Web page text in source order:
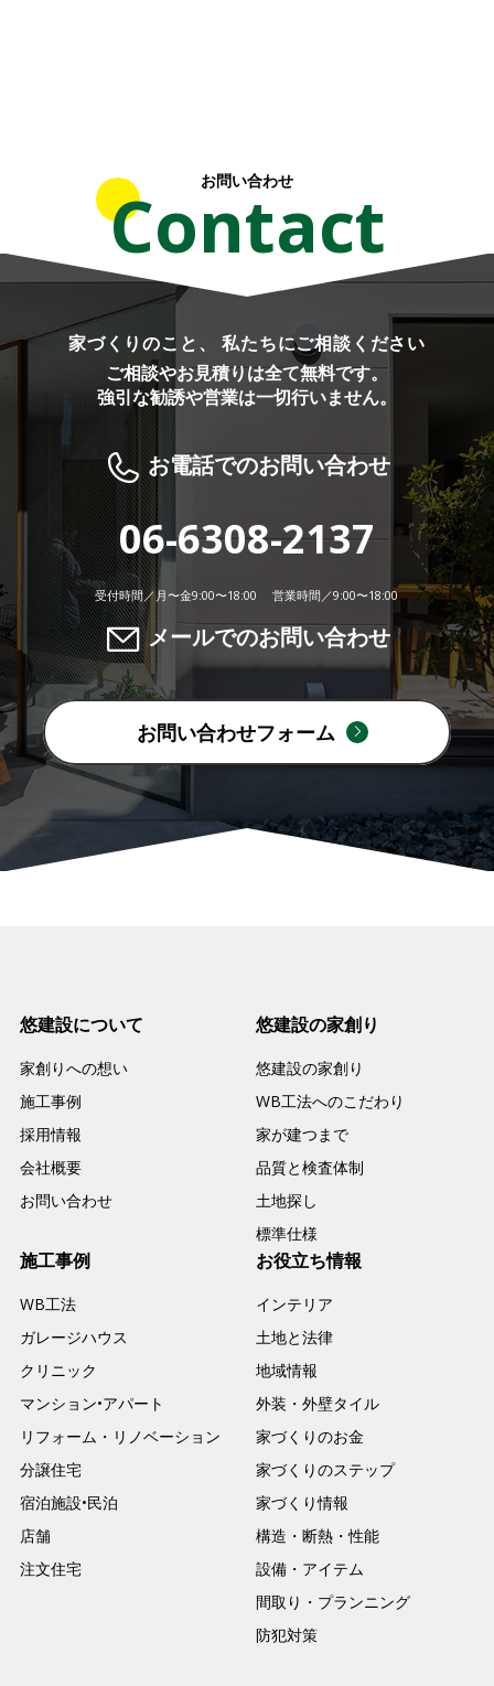
お問い合わせ
Contact
家づくりのこと、 私たちにご相談ください
ご相談やお見積りは全て無料です。
強引な勧誘や営業は一切行いません。
お電話でのお問い合わせ
06-6308-2137
受付時間／月〜金9:00〜18:00 営業時間／9:00〜18:00
メールでのお問い合わせ
お問い合わせフォーム
悠建設について
家創りへの想い
施工事例
採用情報
会社概要
お問い合わせ
悠建設の家創り
悠建設の家創り
WB工法へのこだわり
家が建つまで
品質と検査体制
土地探し
標準仕様
施工事例
WB工法
ガレージハウス
クリニック
マンション•アパート
リフォーム・リノベーション
分譲住宅
宿泊施設•民泊
店舗
注文住宅
お役立ち情報
インテリア
土地と法律
地域情報
外装・外壁タイル
家づくりのお金
家づくりのステップ
家づくり情報
構造・断熱・性能
設備・アイテム
間取り・プランニング
防犯対策